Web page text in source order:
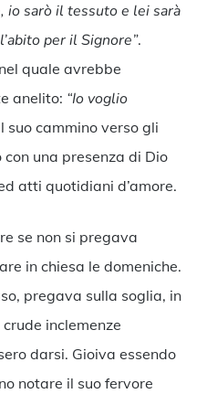
io sarò il tessuto e lei sarà
per il Signore”.
quale avrebbe
anelito: “Io voglio
suo cammino verso gli
una presenza di Dio
atti quotidiani d’amore.
se non si pregava
in chiesa le domeniche.
pregava sulla soglia, in
inclemenze
darsi. Gioiva essendo
notare il suo fervore